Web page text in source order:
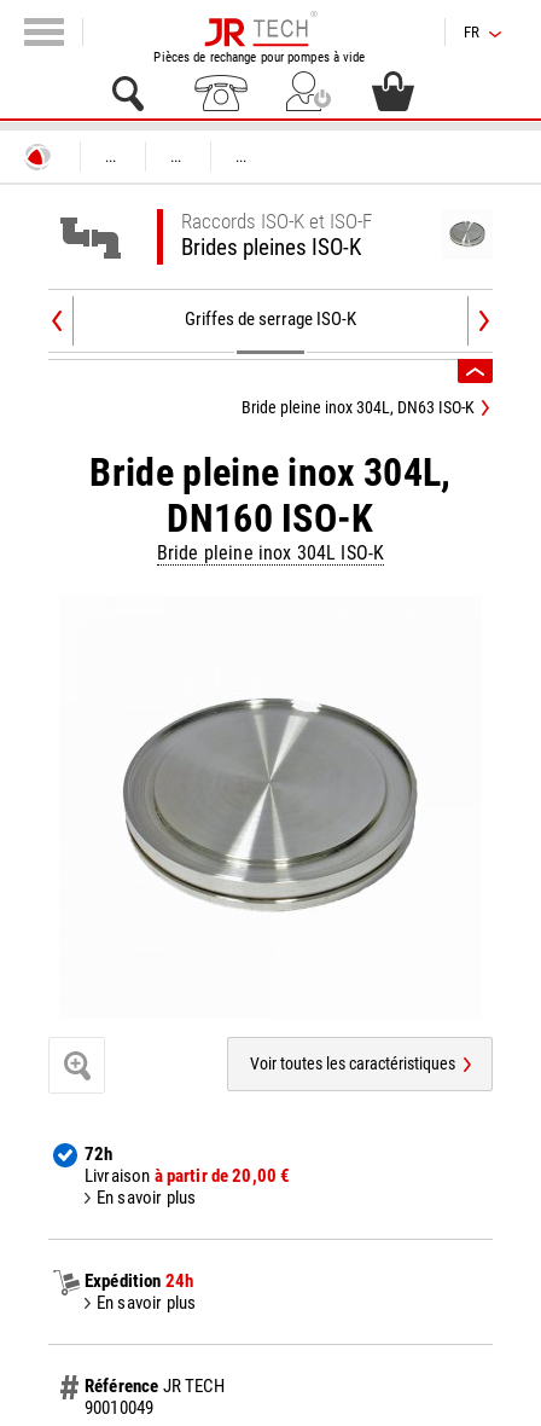
Pièces de rechange pour pompes à vide
FR
... ... ...
Raccords ISO-K et ISO-F
Brides pleines ISO-K
Griffes de serrage ISO-K
Bride pleine inox 304L,
DN160 ISO-K
Bride pleine inox 304L ISO-K
Bride pleine inox 304L, DN63 ISO-K
Voir toutes les caractéristiques
72h
Livraison à partir de 20,00 €
En savoir plus
Expédition 24h
En savoir plus
Référence JR TECH
90010049